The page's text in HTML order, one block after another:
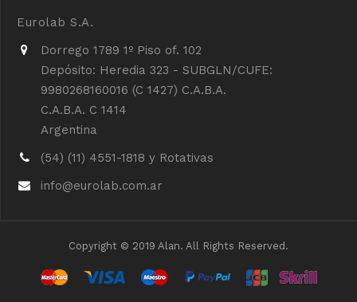
Eurolab S.A.
Dorrego 1789 1º Piso of. 102
Depósito: Heredia 323 - SUBGLN/CUFE:
9980268160016 (C 1427) C.A.B.A.
C.A.B.A. C 1414
Argentina
(54) (11) 4551-1818 y Rotativas
info@eurolab.com.ar
Copyright © 2019 Alan. All Rights Reserved.